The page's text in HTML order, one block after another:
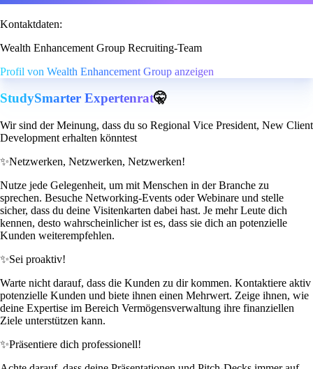
Kontaktdaten:
Wealth Enhancement Group Recruiting-Team
Profil von Wealth Enhancement Group anzeigen
StudySmarter Expertenrat🤫
Wir sind der Meinung, dass du so Regional Vice President, New Client
Development erhalten könntest
✨Netzwerken, Netzwerken, Netzwerken!
Nutze jede Gelegenheit, um mit Menschen in der Branche zu
sprechen. Besuche Networking-Events oder Webinare und stelle
sicher, dass du deine Visitenkarten dabei hast. Je mehr Leute dich
kennen, desto wahrscheinlicher ist es, dass sie dich an potenzielle
Kunden weiterempfehlen.
✨Sei proaktiv!
Warte nicht darauf, dass die Kunden zu dir kommen. Kontaktiere aktiv
potenzielle Kunden und biete ihnen einen Mehrwert. Zeige ihnen, wie
deine Expertise im Bereich Vermögensverwaltung ihre finanziellen
Ziele unterstützen kann.
✨Präsentiere dich professionell!